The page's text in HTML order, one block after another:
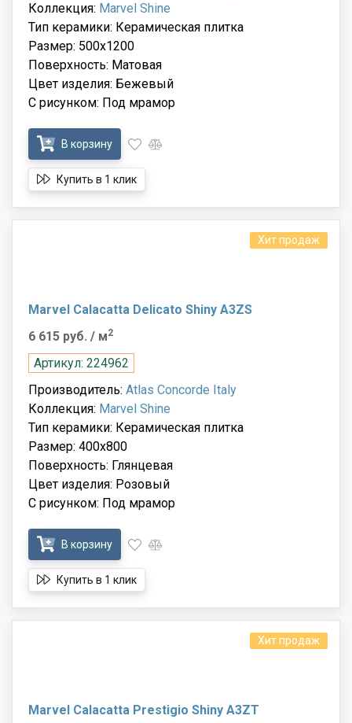
Коллекция: Marvel Shine
Тип керамики: Керамическая плитка
Размер: 500x1200
Поверхность: Матовая
Цвет изделия: Бежевый
С рисунком: Под мрамор
В корзину
Купить в 1 клик
Хит продаж
Marvel Calacatta Delicato Shiny A3ZS
6 615 руб. / м2
Артикул: 224962
Производитель: Atlas Concorde Italy
Коллекция: Marvel Shine
Тип керамики: Керамическая плитка
Размер: 400x800
Поверхность: Глянцевая
Цвет изделия: Розовый
С рисунком: Под мрамор
В корзину
Купить в 1 клик
Хит продаж
Marvel Calacatta Prestigio Shiny A3ZT